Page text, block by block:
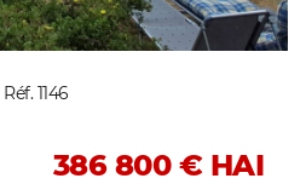
Réf. 1146
386 800 € HAI